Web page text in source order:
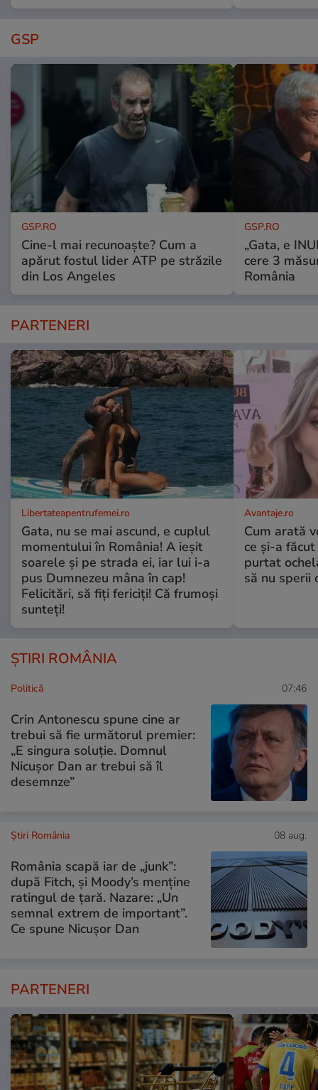
GSP
GSP.RO
Cine-l mai recunoaște? Cum a
apărut fostul lider ATP pe străzile
din Los Angeles
GSP.RO
„Gata, e
cere 3
România
PARTENERI
Libertateapentrufemei.ro
Gata, nu se mai ascund, e cuplul
momentului în România! A ieșit
soarele și pe strada ei, iar lui i-a
pus Dumnezeu mâna în cap!
Felicitări, să fiți fericiți! Că frumoși
sunteți!
Avantaje.ro
Cum arată
ce și-a
purtat
să nu sperii
ȘTIRI ROMÂNIA
Politică 07:46
Crin Antonescu spune cine ar
trebui să fie următorul premier:
„E singura soluție. Domnul
Nicușor Dan ar trebui să îl
desemnze”
Știri România 08 aug.
România scapă iar de „junk”:
după Fitch, și Moody’s menține
ratingul de țară. Nazare: „Un
semnal extrem de important”.
Ce spune Nicușor Dan
PARTENERI